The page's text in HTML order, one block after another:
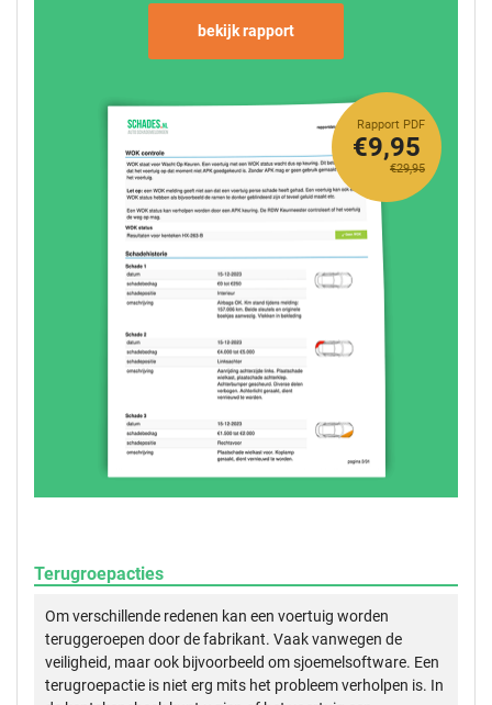
bekijk rapport
Rapport PDF
€29,95
€9,95
Terugroepacties
Om verschillende redenen kan een voertuig worden
teruggeroepen door de fabrikant. Vaak vanwegen de
veiligheid, maar ook bijvoorbeeld om sjoemelsoftware. Een
terugroepactie is niet erg mits het probleem verholpen is. In